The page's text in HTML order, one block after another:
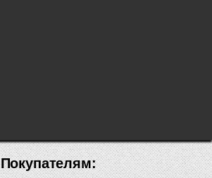
Покупателям: